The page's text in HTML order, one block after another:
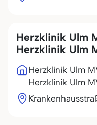
Herzklinik Ulm
Herzklinik Ulm
Herzklinik Ulm
Herzklinik Ulm